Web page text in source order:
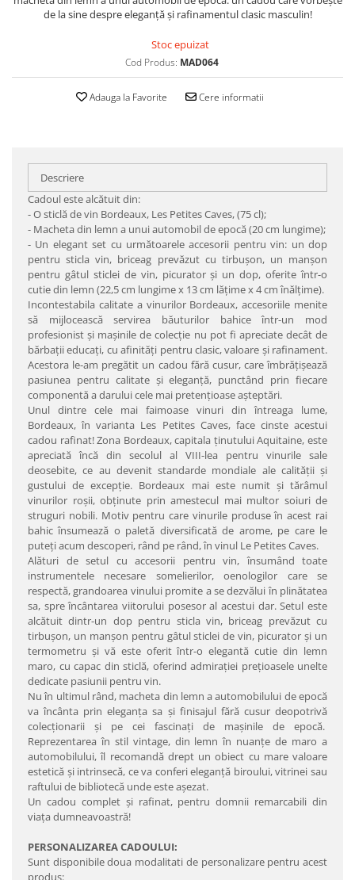
de la sine despre eleganţă şi rafinamentul clasic masculin!
Stoc epuizat
Cod Produs: MAD064
Adauga la Favorite Cere informatii
Descriere
Cadoul este alcătuit din:
- O sticlă de vin Bordeaux, Les Petites Caves, (75 cl);
- Macheta din lemn a unui automobil de epocă (20 cm lungime);
- Un elegant set cu următoarele accesorii pentru vin: un dop
pentru sticla vin, briceag prevăzut cu tirbuşon, un manşon
pentru gâtul sticlei de vin, picurator şi un dop, oferite într-o
cutie din lemn (22,5 cm lungime x 13 cm lăţime x 4 cm înălţime).
Incontestabila calitate a vinurilor Bordeaux, accesoriile menite
să mijlocească servirea băuturilor bahice într-un mod
profesionist şi maşinile de colecţie nu pot fi apreciate decât de
bărbaţii educaţi, cu afinităţi pentru clasic, valoare şi rafinament.
Acestora le-am pregătit un cadou fără cusur, care îmbrăţişează
pasiunea pentru calitate şi eleganţă, punctând prin fiecare
componentă a darului cele mai pretenţioase aşteptări.
Unul dintre cele mai faimoase vinuri din întreaga lume,
Bordeaux, în varianta Les Petites Caves, face cinste acestui
cadou rafinat! Zona Bordeaux, capitala ținutului Aquitaine, este
apreciată încă din secolul al VIII-lea pentru vinurile sale
deosebite, ce au devenit standarde mondiale ale calităţii şi
gustului de excepţie. Bordeaux mai este numit şi tărâmul
vinurilor roşii, obţinute prin amestecul mai multor soiuri de
struguri nobili. Motiv pentru care vinurile produse în acest rai
bahic însumează o paletă diversificată de arome, pe care le
puteţi acum descoperi, rând pe rând, în vinul Le Petites Caves.
Alături de setul cu accesorii pentru vin, însumând toate
instrumentele necesare somelierilor, oenologilor care se
respectă, grandoarea vinului promite a se dezvălui în plinătatea
sa, spre încântarea viitorului posesor al acestui dar. Setul este
alcătuit dintr-un dop pentru sticla vin, briceag prevăzut cu
tirbuşon, un manşon pentru gâtul sticlei de vin, picurator şi un
termometru şi vă este oferit într-o elegantă cutie din lemn
maro, cu capac din sticlă, oferind admiraţiei preţioasele unelte
dedicate pasiunii pentru vin.
Nu în ultimul rând, macheta din lemn a automobilului de epocă
va încânta prin eleganţa sa şi finisajul fără cusur deopotrivă
colecţionarii şi pe cei fascinaţi de maşinile de epocă.
Reprezentarea în stil vintage, din lemn în nuanţe de maro a
automobilului, îl recomandă drept un obiect cu mare valoare
estetică şi intrinsecă, ce va conferi eleganţă biroului, vitrinei sau
raftului de bibliotecă unde este aşezat.
Un cadou complet şi rafinat, pentru domnii remarcabili din
viaţa dumneavoastră!
PERSONALIZAREA CADOULUI:
Sunt disponibile doua modalitati de personalizare pentru acest
produs: